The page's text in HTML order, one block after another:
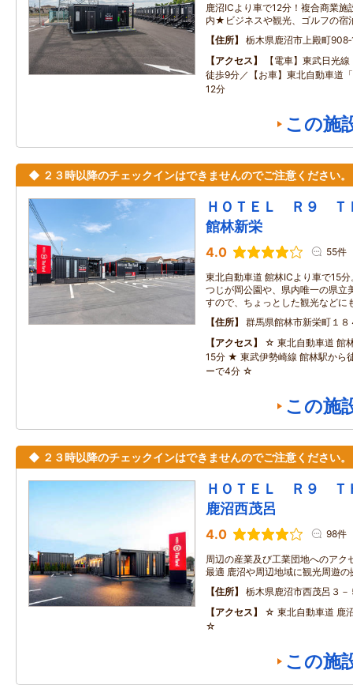
鹿沼ICより車で12分！複合商業
内★ビジネスや観光、ゴルフの宿
住所
栃木県鹿沼市上殿町
アクセス
【電車】東武日光
徒歩9分／【お車】東北自動車道
12分
この施
◆ ２３時以降のチェックインはできませんのでご注意ください。
ＨＯＴＥＬ Ｒ９
館林新栄
4.0 55件
東北自動車道 館林ICより車で15
つじが岡公園や、県内唯一の県立
すので、ちょっとした観光などに
住所
群馬県館林市新栄町１８
アクセス
☆ 東北自動車道 館
15分 ★ 東武伊勢崎線 館林駅から
ーで4分 ☆
この施
◆ ２３時以降のチェックインはできませんのでご注意ください。
ＨＯＴＥＬ Ｒ９
鹿沼西茂呂
4.0 98件
周辺の産業及び工業団地へのアク
最適 鹿沼や周辺地域に観光周遊
住所
栃木県鹿沼市西茂呂３－
アクセス
☆ 東北自動車道 鹿
☆
この施